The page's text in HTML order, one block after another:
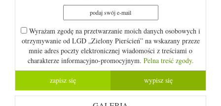
Wyrażam zgodę na przetwarzanie moich danych osobowych i
otrzymywanie od LGD „Zielony Pierścień” na wskazany przeze
mnie adres poczty elektronicznej wiadomości z treściami o
charakterze informacyjno-promocyjnym. Pelna treść zgody.